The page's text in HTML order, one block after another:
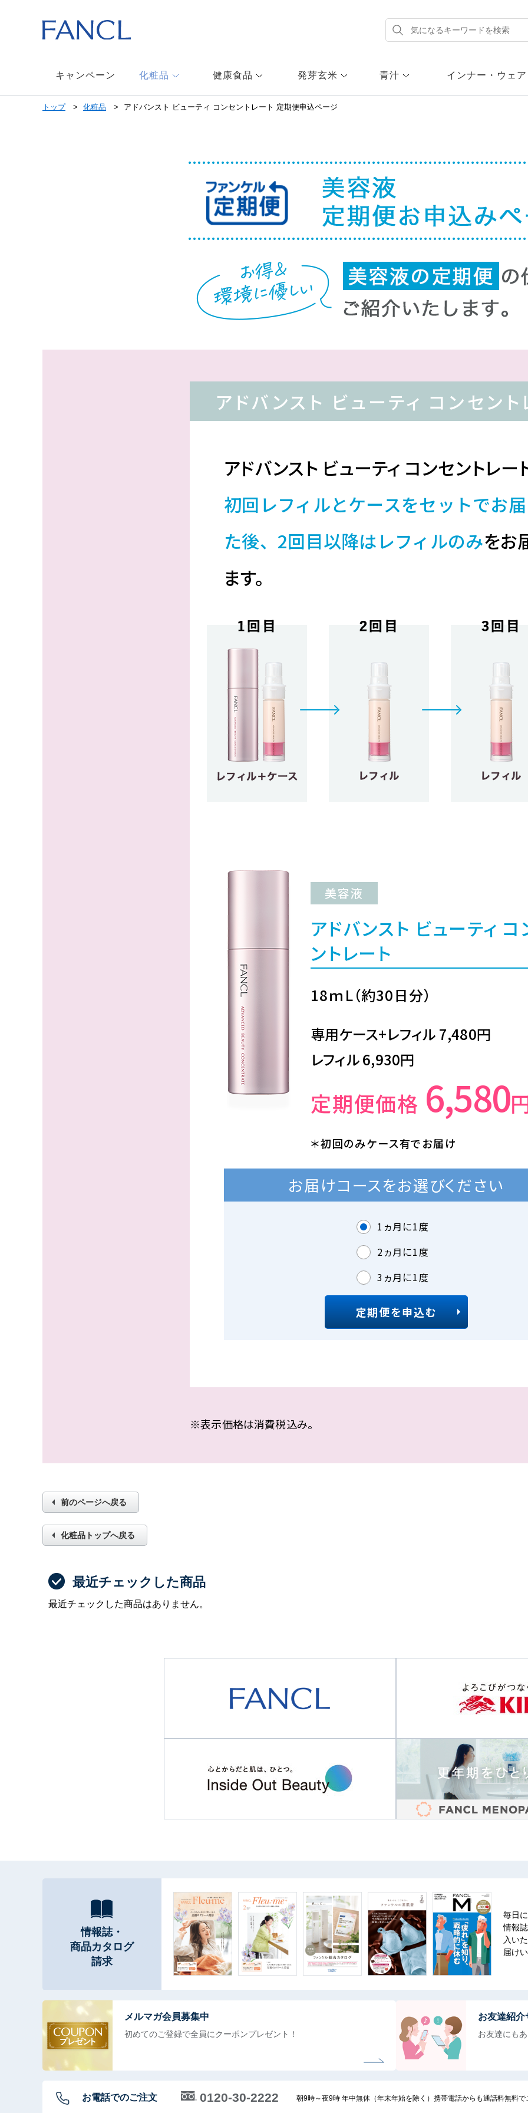
キャンペーン 化粧品 健康食品 発芽玄米 青汁 インナー・ウェア
トップ 化粧品 アドバンスト ビューティ コンセントレート 定期便申込ページ
アドバンスト ビューティ コンセント
アドバンスト ビューティ コンセントレー
初回レフィルとケースをセットでお
た後、2回目以降はレフィルのみをお
ます。
美容液
アドバンスト ビューティ
ントレート
18ｍL（約30日分）
専用ケース+レフィル 7,480円
レフィル 6,930円
定期便価格 6,580
＊初回のみケース有でお届け
お届けコースをお選びください
1ヵ月に1度
2ヵ月に1度
3ヵ月に1度
定期便を申込む
表示価格は消費税込み。
前のページへ戻る
化粧品トップへ戻る
最近チェックした商品
最近チェックした商品はありません。
情報誌・
商品カタログ
請求
毎日
情報
入い
届け
メルマガ会員募集中
初めてのご登録で全員にクーポンプレゼント！
お友達紹介
お友達にも
お電話でのご注文 0120-30-2222 朝9時～夜9時 年中無休（年末年始を除く）携帯電話からも通話料無料